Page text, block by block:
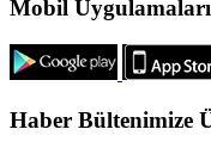
Mobil
Haber Bültenimize